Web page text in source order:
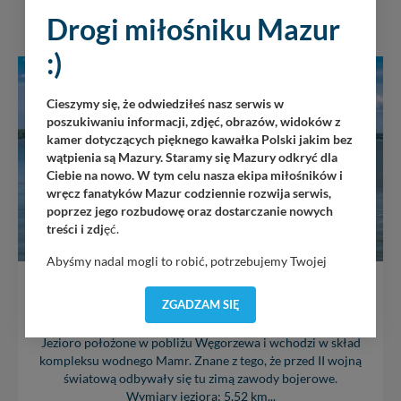
jezioro Święcajty
Jezioro położone w pobliżu Węgorzewa i wchodzi w skład
kompleksu wodnego Mamr. Znane z tego, że przed II wojną
światową odbywały się tu zimą zawody bojerowe.
Wymiary jeziora: 5,52 km...
Drogi miłośniku Mazur
:)
Cieszymy się, że odwiedziłeś nasz serwis w
poszukiwaniu informacji, zdjęć, obrazów, widoków z
kamer dotyczących pięknego kawałka Polski jakim bez
wątpienia są Mazury. Staramy się Mazury odkryć dla
Ciebie na nowo. W tym celu nasza ekipa miłośników i
wręcz fanatyków Mazur codziennie rozwija serwis,
poprzez jego rozbudowę oraz dostarczanie nowych
treści i zdjęć.
Abyśmy nadal mogli to robić, potrzebujemy Twojej
dostosować do Twoich preferencji. Twoje dane (w tym
pliki cookies) będą zapisywane w celu usprawnienia
wyszukania, ulubione miejsca, logowania, itp).
Bezpieczeństwo Twoich danych jest dla nas
priorytetowe, bez poinformowania Ciebie nie będziemy
ZGADZAM SIĘ